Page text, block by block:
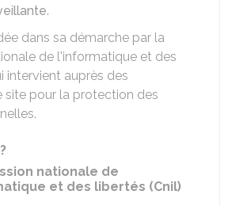
.
dans sa démarche par la
de l'informatique et des
intervient auprès des
site pour la protection des
nationale de
et des libertés (Cnil)